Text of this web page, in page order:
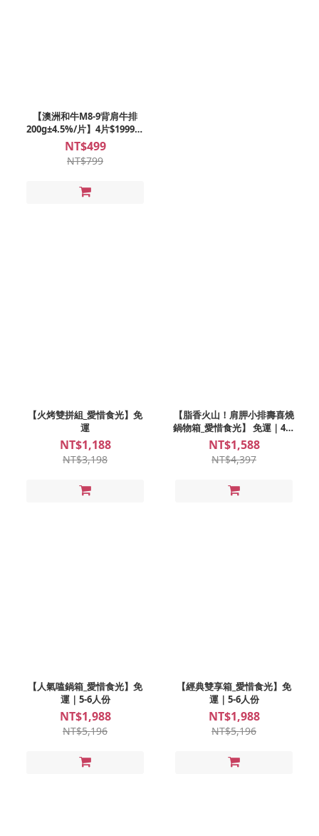
【澳洲和牛M8-9背肩牛排
200g±4.5%/片】4片$1999再
免運、5片$1499
NT$499
NT$799
【火烤雙拼組_愛惜食光】免
運
NT$1,188
NT$3,198
【脂香火山！肩胛小排壽喜燒
鍋物箱_愛惜食光】 免運｜4人
份
NT$1,588
NT$4,397
【人氣嗑鍋箱_愛惜食光】免
運｜5-6人份
NT$1,988
NT$5,196
【經典雙享箱_愛惜食光】免
運｜5-6人份
NT$1,988
NT$5,196